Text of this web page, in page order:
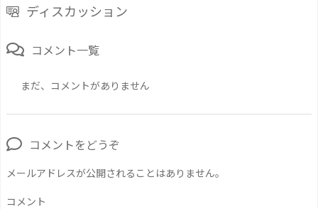
ディスカッション
コメント一覧
まだ、コメントがありません
コメントをどうぞ
メールアドレスが公開されることはありません。
コメント